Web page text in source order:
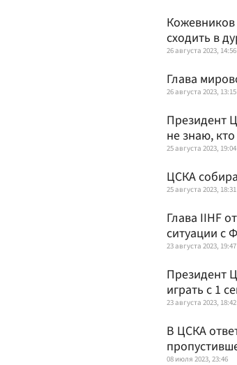
Кожевников
сходить в
26 августа 2023, 14:56
Глава
26 августа 2023, 13:15
Президент
не знаю, кто
25 августа 2023, 19:04
ЦСКА
25 августа 2023, 18:31
Глава IIHF
ситуации с
23 августа 2023, 19:47
Президент
играть с 1
23 августа 2023, 18:42
В ЦСКА
08 июля 2023, 23:46